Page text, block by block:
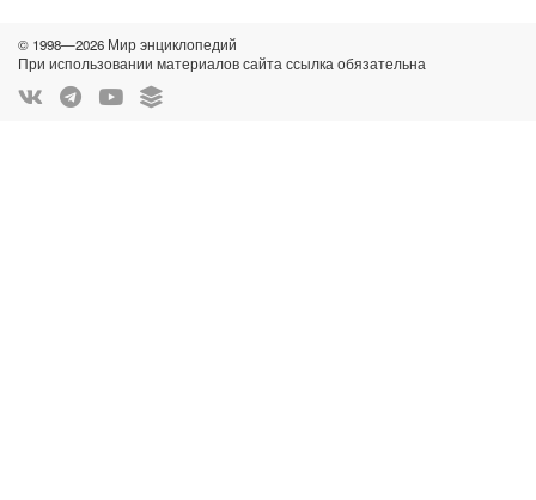
© 1998—2026 Мир энциклопедий
При использовании материалов сайта ссылка обязательна